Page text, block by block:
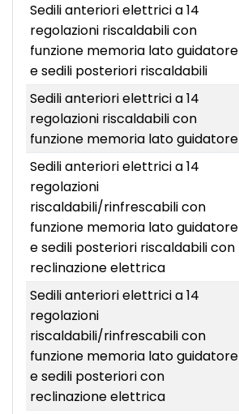
Sedili anteriori elettrici a 14
regolazioni riscaldabili con
funzione memoria lato guidatore
e sedili posteriori riscaldabili
Sedili anteriori elettrici a 14
regolazioni riscaldabili con
funzione memoria lato guidatore
Sedili anteriori elettrici a 14
regolazioni
riscaldabili/rinfrescabili con
funzione memoria lato guidatore
e sedili posteriori riscaldabili con
reclinazione elettrica
Sedili anteriori elettrici a 14
regolazioni
riscaldabili/rinfrescabili con
funzione memoria lato guidatore
e sedili posteriori con
reclinazione elettrica